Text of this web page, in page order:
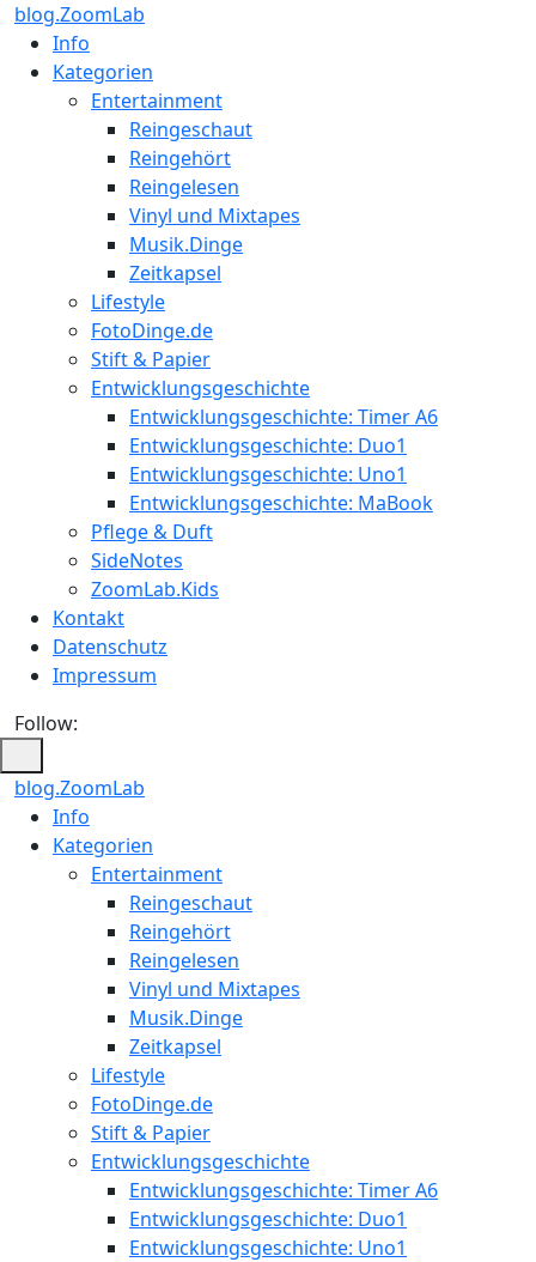
blog.ZoomLab
Info
Kategorien
Entertainment
Reingeschaut
Reingehört
Reingelesen
Vinyl und Mixtapes
Musik.Dinge
Zeitkapsel
Lifestyle
FotoDinge.de
Stift & Papier
Entwicklungsgeschichte
Entwicklungsgeschichte: Timer A6
Entwicklungsgeschichte: Duo1
Entwicklungsgeschichte: Uno1
Entwicklungsgeschichte: MaBook
Pflege & Duft
SideNotes
ZoomLab.Kids
Kontakt
Datenschutz
Impressum
Follow:
blog.ZoomLab
Info
Kategorien
Entertainment
Reingeschaut
Reingehört
Reingelesen
Vinyl und Mixtapes
Musik.Dinge
Zeitkapsel
Lifestyle
FotoDinge.de
Stift & Papier
Entwicklungsgeschichte
Entwicklungsgeschichte: Timer A6
Entwicklungsgeschichte: Duo1
Entwicklungsgeschichte: Uno1